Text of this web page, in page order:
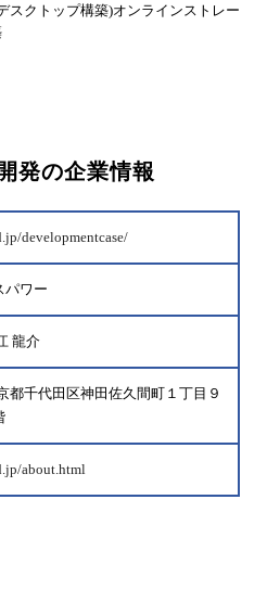
スクトップ構築)オンラインストレー
発の企業情報
developmentcase/
パワー
龍介
都千代田区神田佐久間町１丁目９
about.html